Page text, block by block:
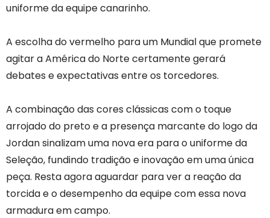
uniforme da equipe canarinho.
A escolha do vermelho para um Mundial que promete
agitar a América do Norte certamente gerará
debates e expectativas entre os torcedores.
A combinação das cores clássicas com o toque
arrojado do preto e a presença marcante do logo da
Jordan sinalizam uma nova era para o uniforme da
Seleção, fundindo tradição e inovação em uma única
peça. Resta agora aguardar para ver a reação da
torcida e o desempenho da equipe com essa nova
armadura em campo.